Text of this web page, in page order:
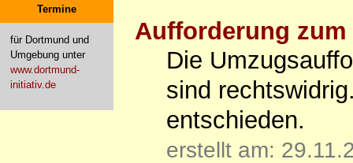
Termine
für Dortmund und
Umgebung unter
www.dortmund-
initiativ.de
Aufforderung
Die
sind
entschieden.
erstellt am: